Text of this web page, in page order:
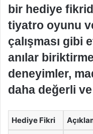
bir hediye
tiyatro oyunu
çalışması gibi
anılar
deneyimler,
daha değerli ve
Hediye Fikri